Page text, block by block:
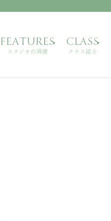
FEATURES
スタジオの特徴
CLASS
クラス紹介